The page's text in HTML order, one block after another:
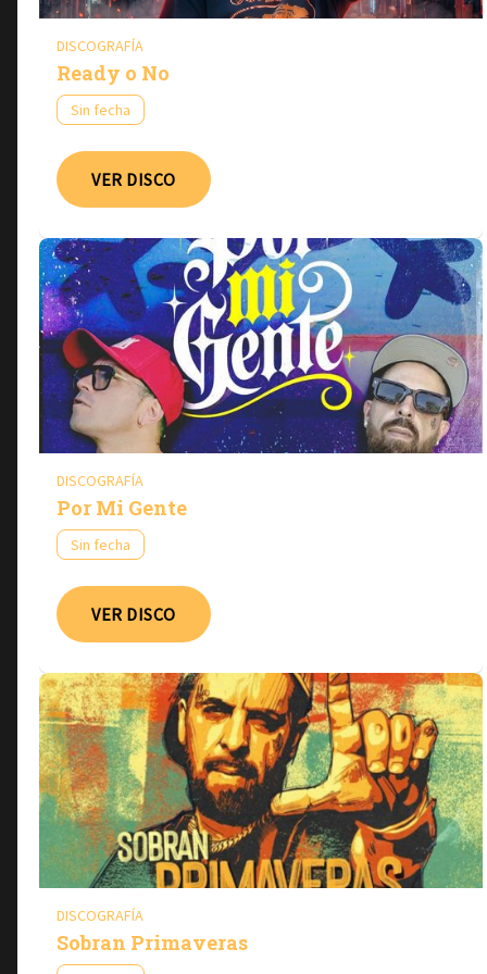
DISCOGRAFÍA
Ready o No
Sin fecha
VER DISCO
DISCOGRAFÍA
Por Mi Gente
Sin fecha
VER DISCO
DISCOGRAFÍA
Sobran Primaveras